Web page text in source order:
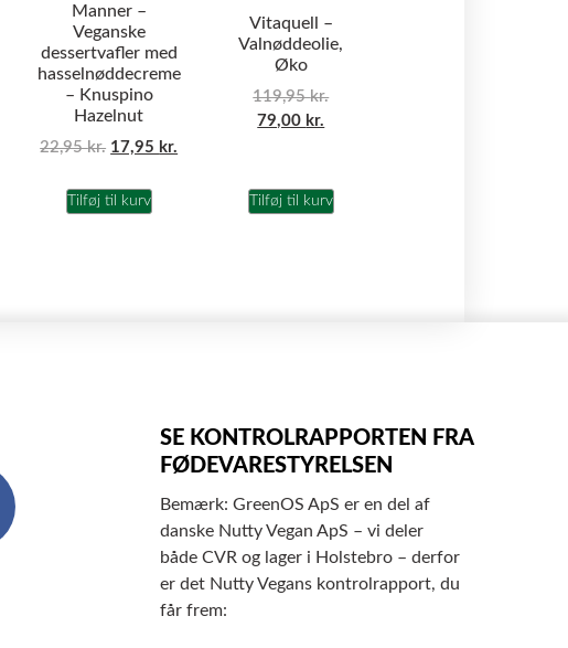
Manner –
Veganske
dessertvafler med
hasselnøddecreme
– Knuspino
Hazelnut
22,95kr. 17,95 kr.
Tilføj til kurv
Vitaquell –
Valnøddeolie,
Øko
119,95kr.
79,00 kr.
Tilføj til kurv
SE KONTROLRAPPORTEN FRA
FØDEVARESTYRELSEN
Bemærk: GreenOS ApS er en del af
danske Nutty Vegan ApS – vi deler
både CVR og lager i Holstebro – derfor
er det Nutty Vegans kontrolrapport, du
får frem: